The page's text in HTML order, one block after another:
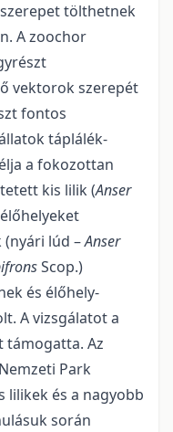
tölthetnek
A zoochor
vektorok szerepét
fontos
táplálék-
a fokozottan
kis lilik (Anser
(nyári lúd –Anser
Scop.)
és élőhely-
A vizsgálatot a
támogatta. Az
Park
és a nagyobb
során